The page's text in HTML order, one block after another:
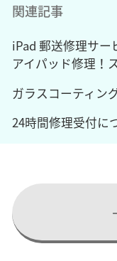
関連記事
iPad 郵送修理サー
アイパッド修理！
ガラスコーティン
24時間修理受付に